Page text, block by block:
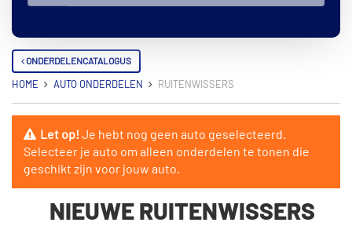
ONDERDELENCATALOGUS
HOME AUTO ONDERDELEN RUITENWISSERS
Let op!Je hebt nog geen auto geselecteerd.
Selecteer je auto om alleen onderdelen te tonen die
geschikt zijn voor jouw auto.
NIEUWE RUITENWISSERS